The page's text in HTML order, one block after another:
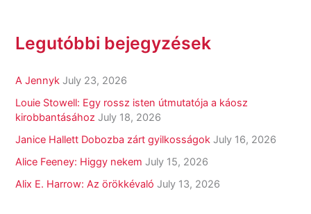
Legutóbbi bejegyzések
A Jennyk July 23, 2026
Louie Stowell: Egy ​rossz isten útmutatója a káosz
kirobbantásához July 18, 2026
Janice Hallett Dobozba zárt gyilkosságok July 16, 2026
Alice Feeney: Higgy nekem July 15, 2026
Alix E. Harrow: Az örökkévaló July 13, 2026